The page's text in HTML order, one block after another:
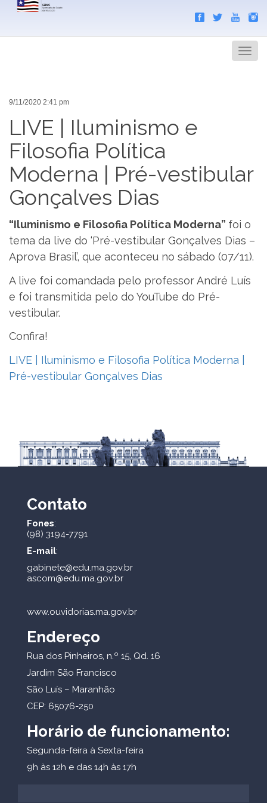
Menu
9/11/2020 2:41 pm
LIVE | Iluminismo e
Filosofia Política
Moderna | Pré-vestibular
Gonçalves Dias
“Iluminismo e Filosofia Política Moderna” foi o
tema da live do ‘Pré-vestibular Gonçalves Dias –
Aprova Brasil’, que aconteceu no sábado (07/11).
A live foi comandada pelo professor André Luís
e foi transmitida pelo do YouTube do Pré-
vestibular.
Confira!
LIVE | Iluminismo e Filosofia Política Moderna |
Pré-vestibular Gonçalves Dias
Contato
Fones:
(98) 3194-7791
E-mail:
gabinete@edu.ma.gov.br
ascom@edu.ma.gov.br
www.ouvidorias.ma.gov.br
Endereço
Rua dos Pinheiros, n.º 15, Qd. 16
Jardim São Francisco
São Luís – Maranhão
CEP: 65076-250
Horário de funcionamento:
Segunda-feira à Sexta-feira
9h às 12h e das 14h às 17h